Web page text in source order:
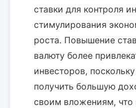
ставки для контроля
стимулирования
роста. Повышение
валюту более
инвесторов,
получить большую
своим вложениям, что